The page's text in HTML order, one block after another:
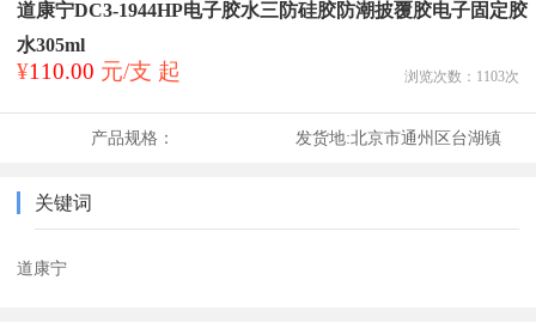
道康宁DC3-1944HP电子胶水三防硅胶防潮披覆胶电子固定胶
水305ml
¥110.00 元/支 起 浏览次数： 1103次
产品规格： 发货地:北京市通州区台湖镇
关键词
道康宁